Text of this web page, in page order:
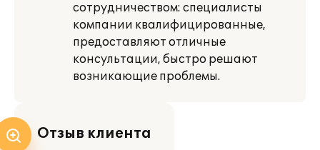
сотрудничеством: специалисты
компании квалифицированные,
предоставляют отличные
консультации, быстро решают
возникающие проблемы.
Отзыв клиента